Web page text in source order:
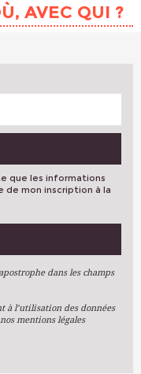
AVEC QUI ?
que les informations
de mon inscription à la
dans les champs
à l’utilisation des données
mentions légales